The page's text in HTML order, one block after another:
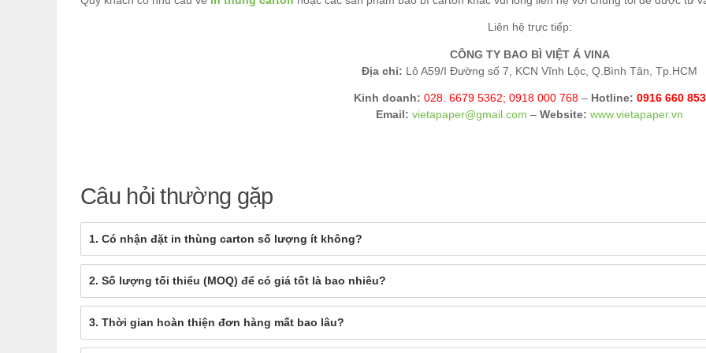
Liên hệ trực tiếp:
CÔNG TY BAO BÌ VIỆT Á VINA
Địa chỉ: Lô A59/I Đường số 7, KCN Vĩnh Lộc, Q.Bình Tân, Tp.HCM
Kinh doanh: 028. 6679 5362; 0918 000 768– Hotline: 0916 660 853
Email: vietapaper@gmail.com – Website: www.vietapaper.vn
Câu hỏi thường gặp
1. Có nhận đặt in thùng carton số lượng ít không?
2. Số lượng tối thiểu (MOQ) để có giá tốt là bao nhiêu?
3. Thời gian hoàn thiện đơn hàng mất bao lâu?